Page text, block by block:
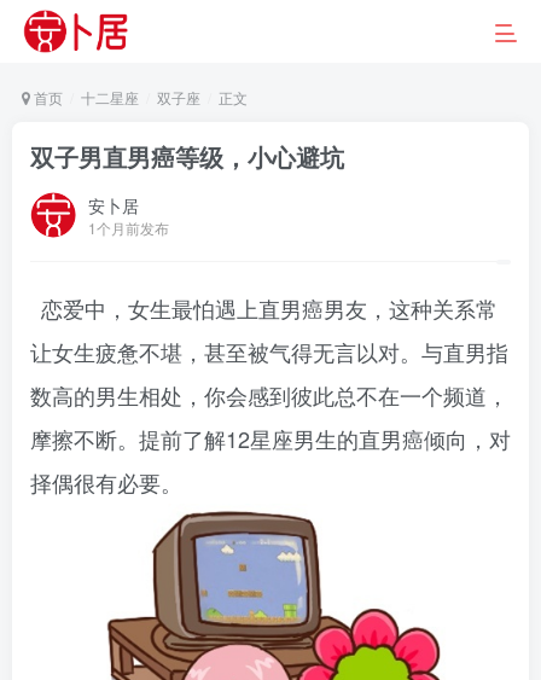
首页 十二星座 双子座 正文
双子男直男癌等级，小心避坑
安卜居
1个月前发布
恋爱中，女生最怕遇上直男癌男友，这种关系常
让女生疲惫不堪，甚至被气得无言以对。与直男指
数高的男生相处，你会感到彼此总不在一个频道，
摩擦不断。提前了解12星座男生的直男癌倾向，对
择偶很有必要。